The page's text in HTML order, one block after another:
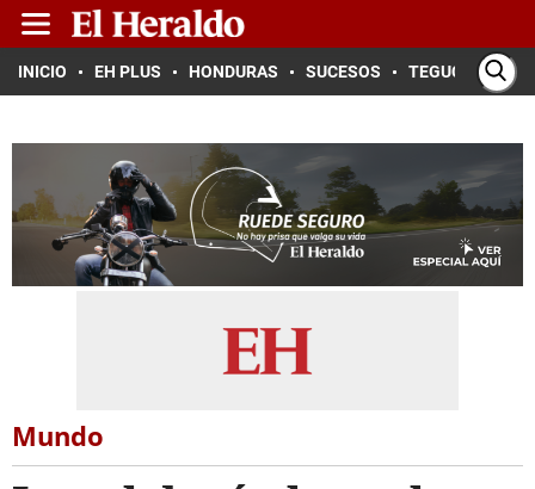
INICIO EH PLUS HONDURAS SUCESOS TEGUCIGALPA
Mundo